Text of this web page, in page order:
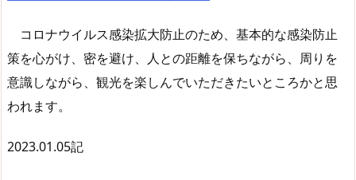
コロナウイルス感染拡大防止のため、基本的な感染防止
策を心がけ、密を避け、人との距離を保ちながら、周りを
意識しながら、観光を楽しんでいただきたいところかと思
われます。
2023.01.05記